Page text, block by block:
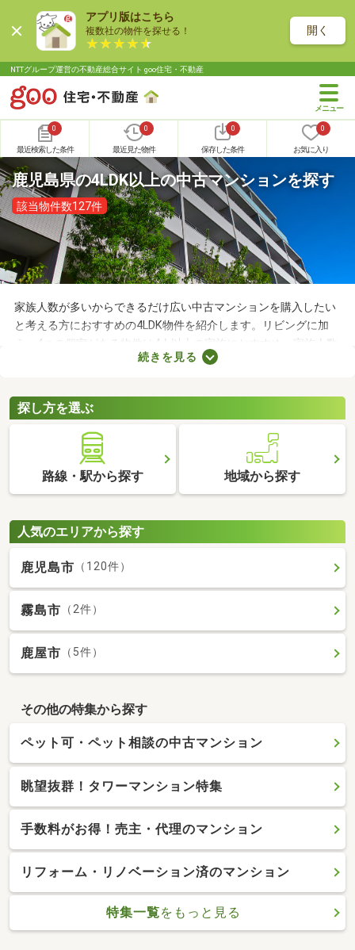
アプリ版はこちら
複数社の物件を探せる！ 開く
NTTグループ運営の不動産総合サイト goo住宅・不動産
0
最近検索した条件
0
最近見た物件
0
保存した条件
0
お気に入り
鹿児島県の4LDK以上の中古マンションを探す
該当物件数127件
家族人数が多いからできるだけ広い中古マンションを購入したい
と考える方におすすめの4LDK物件を紹介します。リビングに加
え、4つの個室がある物件は4人以上の家族におすすめ。家族人数
が多くても、お部屋の数が多ければ生活空間をしっかり分けられ
間取りや設備、購入費用などをチェックしてみてくださいね。
続きを見る
探し方を選ぶ
路線・駅から探す 地域から探す
人気のエリアから探す
鹿児島市 （120件）
霧島市 （2件）
鹿屋市 （5件）
その他の特集から探す
ペット可・ペット相談の中古マンション
眺望抜群！タワーマンション特集
手数料がお得！売主・代理のマンション
リフォーム・リノベーション済のマンション
特集一覧をもっと見る